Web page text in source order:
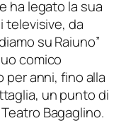
ha legato la sua
televisive, da
su Raiuno”
comico
per anni, fino alla
un punto di
Bagaglino.